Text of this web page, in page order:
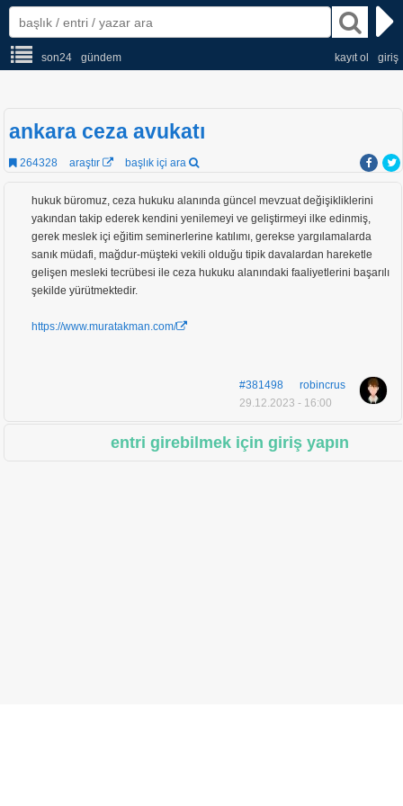
son24 gündem giriş
kayıt ol
ankara ceza avukatı
264328 araştır başlık içi ara
hukuk büromuz, ceza hukuku alanında güncel mevzuat değişikliklerini
yakından takip ederek kendini yenilemeyi ve geliştirmeyi ilke edinmiş,
gerek meslek içi eğitim seminerlerine katılımı, gerekse yargılamalarda
sanık müdafi, mağdur-müşteki vekili olduğu tipik davalardan hareketle
gelişen mesleki tecrübesi ile ceza hukuku alanındaki faaliyetlerini başarılı
şekilde yürütmektedir.
https://www.muratakman.com/
#381498
robincrus
29.12.2023 - 16:00
entri girebilmek için giriş yapın